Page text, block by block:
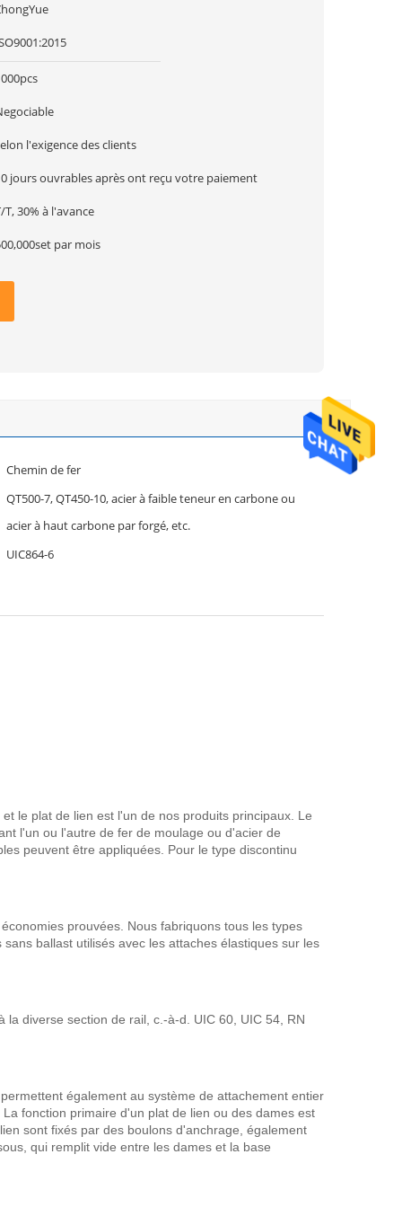
l'exigence des clients
jours ouvrables après ont reçu votre paiement
T, 30% à l'avance
par mois
Chemin de fer
QT500-7, QT450-10, acier à faible teneur en carbone ou
acier à haut carbone par forgé, etc.
UIC864-6
le plat de lien est l'un de nos produits principaux. Le
l'un ou l'autre de fer de moulage ou d'acier de
peuvent être appliquées. Pour le type discontinu
prouvées. Nous fabriquons tous les types
ballast utilisés avec les attaches élastiques sur les
diverse section de rail, c.-à-d. UIC 60, UIC 54, RN
également au système de attachement entier
fonction primaire d'un plat de lien ou des dames est
sont fixés par des boulons d'anchrage, également
qui remplit vide entre les dames et la base